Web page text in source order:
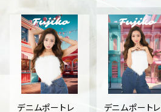
デニムポートレ
デニムポートレ